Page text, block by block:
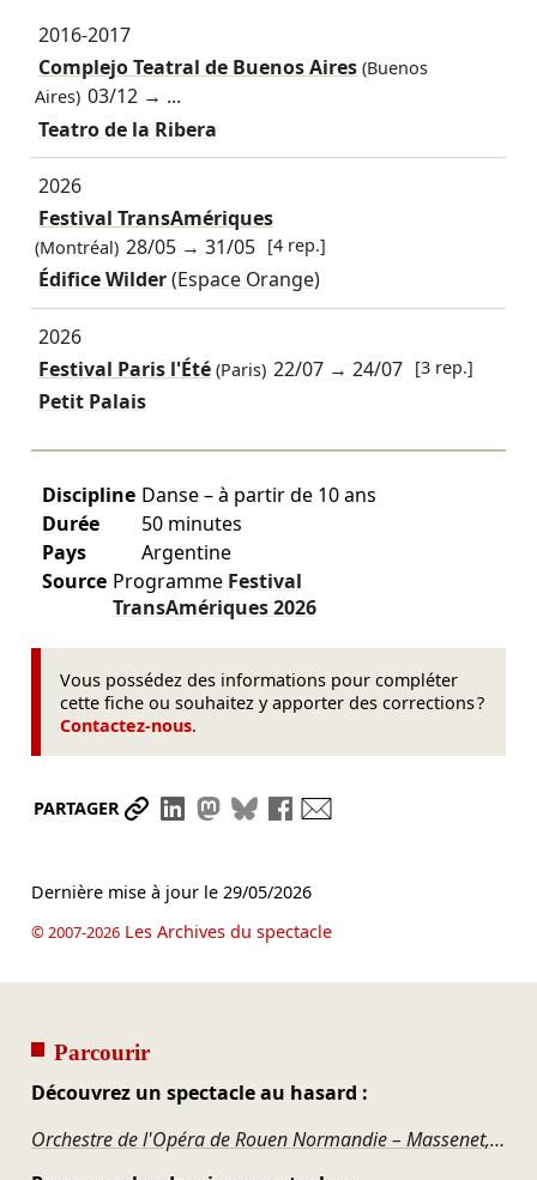
2016-2017
Complejo Teatral de Buenos Aires(Buenos
Aires) 03/12 → ...
Teatro de la Ribera
2026
Festival TransAmériques
(Montréal) 28/05 →31/05 [4 rep.]
Édifice Wilder(Espace Orange)
2026
Festival Paris l'Été(Paris) 22/07 →24/07 [3 rep.]
Petit Palais
Discipline Danse – à partir de 10 ans
Durée
50 minutes
Pays
Argentine
Source Programme Festival
TransAmériques2026
Vous possédez des informations pour compléter
cette fiche ou souhaitez y apporter des corrections ?
Contactez-nous.
PARTAGER Partager le lien
Partager sur LinkedIn
Partager sur Mastodon
Partager sur Bluesky
Partager sur Facebook
Dernière mise à jour le 29/05/2026
© 2007-2026Les Archives du spectacle
Parcourir
Découvrez un spectacle au hasard :
Orchestre de l'Opéra de Rouen Normandie – Massenet, Bizet, Bonis, Duparc, Debussy